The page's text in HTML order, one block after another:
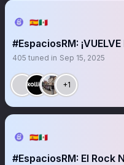
🇪🇦🇲🇽
#EspaciosRM:
405 tuned in Sep 15, 2025
+1
🇪🇦🇲🇽
#EspaciosRM: El Rock